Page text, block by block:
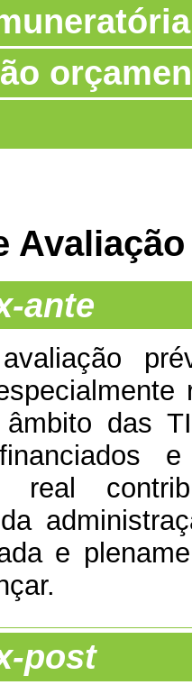
Avaliação
ante
das
real
e
post